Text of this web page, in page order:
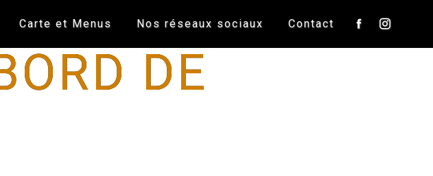
Carte et Menus Nos réseaux sociaux Contact
DE